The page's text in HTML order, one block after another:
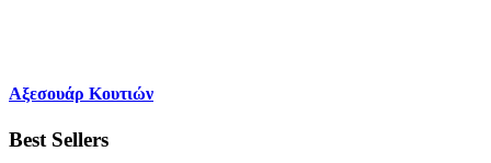
Αξεσουάρ Κουτιών
Best Sellers